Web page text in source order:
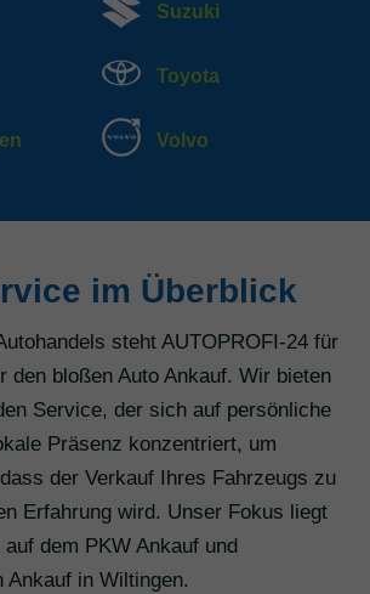
Suzuki
Toyota
Volvo
im Überblick
steht AUTOPROFI-24 für
den bloßen Auto Ankauf. Wir bieten
Service, der sich auf persönliche
Präsenz konzentriert, um
der Verkauf Ihres Fahrzeugs zu
Erfahrung wird. Unser Fokus liegt
dem PKW Ankauf und
Ankauf in Wiltingen.